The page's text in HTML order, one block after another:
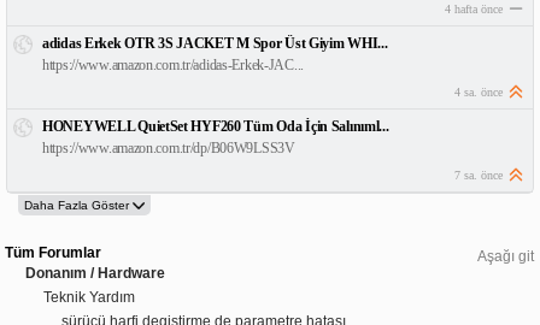
4 hafta önce
adidas Erkek OTR 3S JACKET M Spor Üst Giyim WHI...
https://www.amazon.com.tr/adidas-Erkek-JAC...
4 sa. önce
HONEYWELL QuietSet HYF260 Tüm Oda İçin Salınıml...
https://www.amazon.com.tr/dp/B06W9LSS3V
7 sa. önce
Aşağı git
Tüm Forumlar
Donanım / Hardware
Teknik Yardım
sürücü harfi degiştirme de parametre hatası